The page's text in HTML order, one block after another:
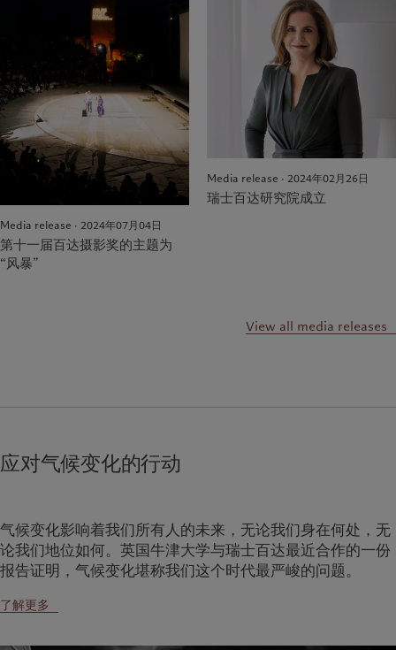
Media release · 2024年07月04日
第十一届百达摄影奖的主题为
“风暴”
Media release · 2024年02月26日
瑞士百达研究院成立
View all media releases
应对气候变化的行动
气候变化影响着我们所有人的未来，无论我们身在何处，无
论我们地位如何。英国牛津大学与瑞士百达最近合作的一份
报告证明，气候变化堪称我们这个时代最严峻的问题。
了解更多